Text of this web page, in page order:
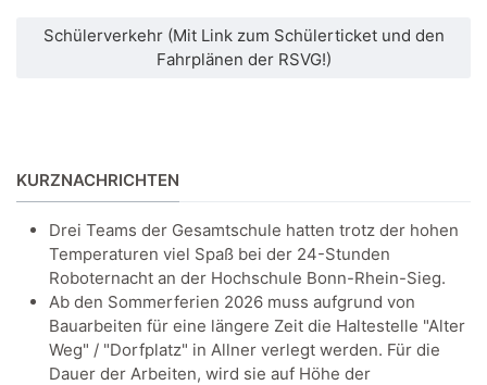
Schülerverkehr (Mit Link zum Schülerticket und den
Fahrplänen der RSVG!)
KURZNACHRICHTEN
Drei Teams der Gesamtschule hatten trotz der hohen
Temperaturen viel Spaß bei der 24-Stunden
Roboternacht an der Hochschule Bonn-Rhein-Sieg.
Ab den Sommerferien 2026 muss aufgrund von
Bauarbeiten für eine längere Zeit die Haltestelle "Alter
Weg" / "Dorfplatz" in Allner verlegt werden. Für die
Dauer der Arbeiten, wird sie auf Höhe der